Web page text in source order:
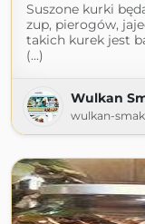
Suszone kurki
zup, pierogów,
takich kurek jest
(...)
Wulkan
wulkan-